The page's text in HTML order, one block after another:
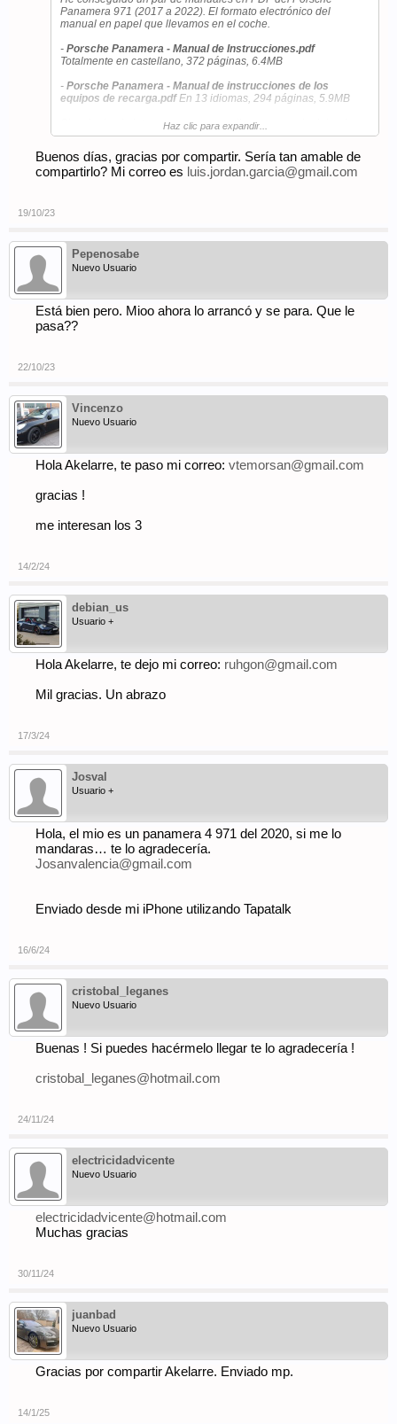
Panamera 971 (2017 a 2022). El formato electrónico del
manual en papel que llevamos en el coche.
-Porsche Panamera - Manual de Instrucciones.pdf
Totalmente en castellano, 372 páginas, 6.4MB
-Porsche Panamera - Manual de instrucciones de los
equipos de recarga.pdfEn 13 idiomas, 294 páginas, 5.9MB
Si a alguien le interesa, que me escriba un mensaje dejandome
una cuenta de correo, y se lo hago llegar.
Haz clic para expandir...
Buenos días, gracias por compartir. Sería tan amable de
compartirlo? Mi correo es luis.jordan.garcia@gmail.com
19/10/23
Pepenosabe
Nuevo Usuario
Está bien pero. Mioo ahora lo arrancó y se para. Que le
pasa??
22/10/23
Vincenzo
Nuevo Usuario
Hola Akelarre, te paso mi correo: vtemorsan@gmail.com
gracias !
me interesan los 3
14/2/24
debian_us
Usuario +
Hola Akelarre, te dejo mi correo: ruhgon@gmail.com
Mil gracias. Un abrazo
17/3/24
Josval
Usuario +
Hola, el mio es un panamera 4 971 del 2020, si me lo
mandaras… te lo agradecería.
Josanvalencia@gmail.com
Enviado desde mi iPhone utilizando Tapatalk
16/6/24
cristobal_leganes
Nuevo Usuario
Buenas ! Si puedes hacérmelo llegar te lo agradecería !
cristobal_leganes@hotmail.com
24/11/24
electricidadvicente
Nuevo Usuario
electricidadvicente@hotmail.com
Muchas gracias
30/11/24
juanbad
Nuevo Usuario
Gracias por compartir Akelarre. Enviado mp.
14/1/25